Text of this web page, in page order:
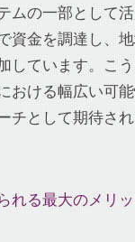
ムの一部として
資金を調達し、
しています。こ
おける幅広い可
チとして期待さ
れる最大のメリ